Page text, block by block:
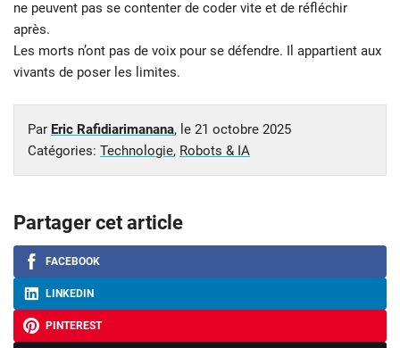
ne peuvent pas se contenter de coder vite et de réfléchir
après.
Les morts n’ont pas de voix pour se défendre. Il appartient aux
vivants de poser les limites.
Par Eric Rafidiarimanana, le 21 octobre 2025
Catégories: Technologie, Robots & IA
Partager cet article
FACEBOOK
LINKEDIN
PINTEREST